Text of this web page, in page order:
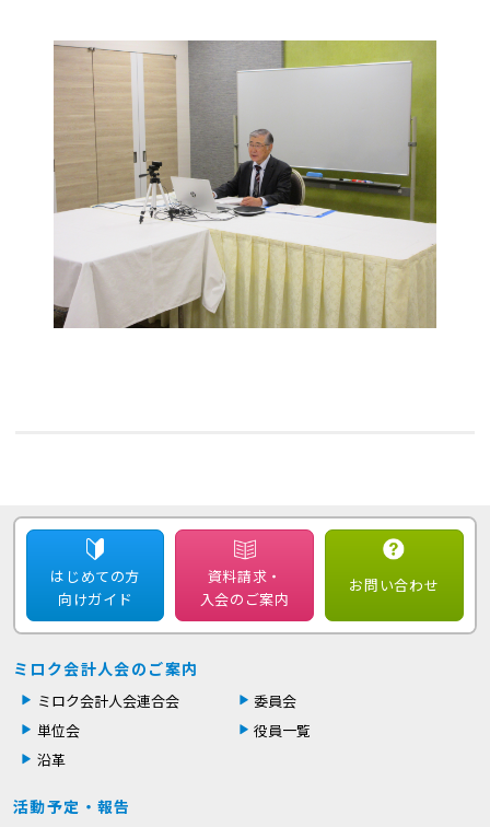
はじめての方
向けガイド
資料請求・
入会のご案内
お問い合わせ
ミロク会計人会のご案内
ミロク会計人会連合会
委員会
単位会
役員一覧
沿革
活動予定・報告